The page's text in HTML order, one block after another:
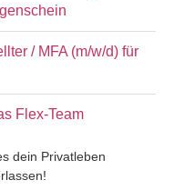
/ MFA (m/w/d) für
Flex-Team
dein Privatleben